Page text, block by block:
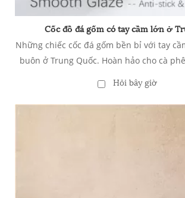
Cốc đồ đá gốm có tay cầm lớn ở
Những chiếc cốc đá gốm bền bỉ với tay
buôn ở Trung Quốc. Hoàn hảo cho cà
lớn, cốc 10 oz, cốc gốm có tay cầm lớn
sữa, latte và ca cao nóng, bộ quà tặng
Hỏi bây giờ